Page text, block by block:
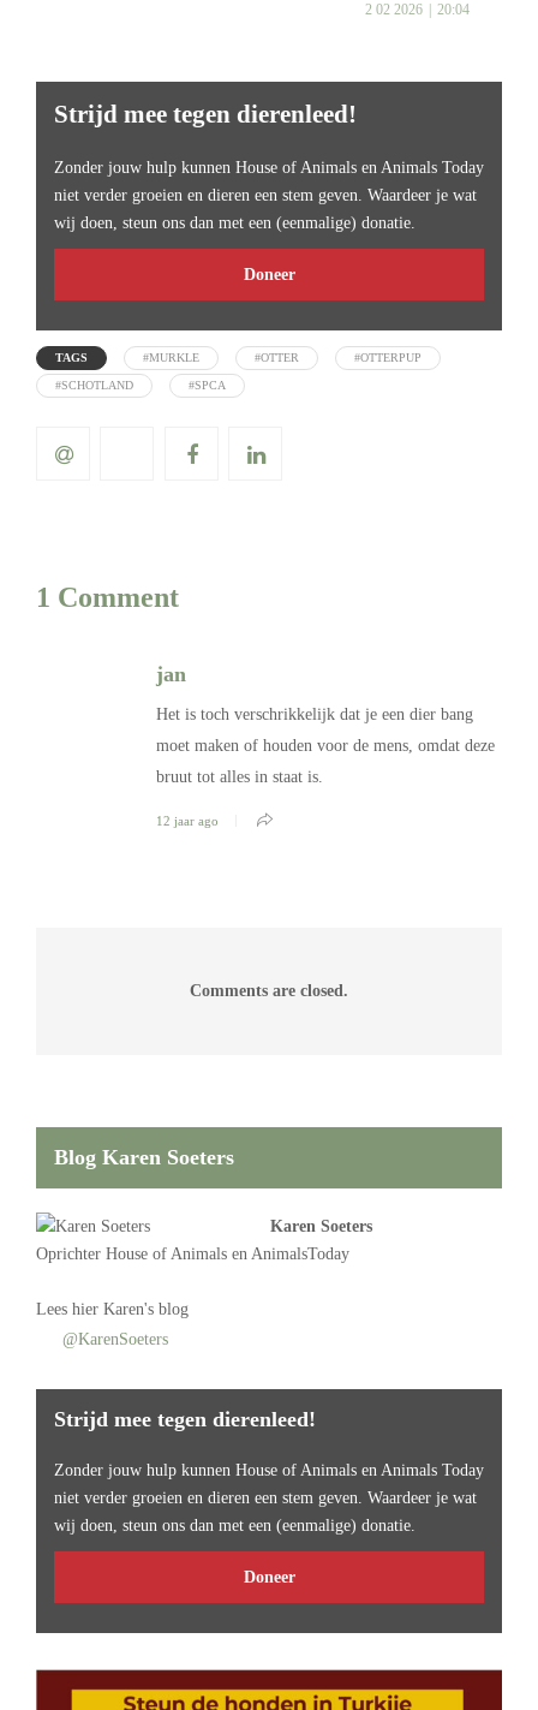
2 02 2026 20:04
Strijd mee tegen dierenleed!
Zonder jouw hulp kunnen House of Animals en Animals Today
niet verder groeien en dieren een stem geven. Waardeer je wat
wij doen, steun ons dan met een (eenmalige) donatie.
Doneer
TAGS #MURKLE #OTTER #OTTERPUP
#SCHOTLAND #SPCA
1 Comment
jan
Het is toch verschrikkelijk dat je een dier bang
moet maken of houden voor de mens, omdat deze
bruut tot alles in staat is.
12 jaar ago
Comments are closed.
Blog Karen Soeters
Karen Soeters
Oprichter House of Animals en AnimalsToday
Lees hier Karen's blog
@KarenSoeters
Strijd mee tegen dierenleed!
Zonder jouw hulp kunnen House of Animals en Animals Today
niet verder groeien en dieren een stem geven. Waardeer je wat
wij doen, steun ons dan met een (eenmalige) donatie.
Doneer